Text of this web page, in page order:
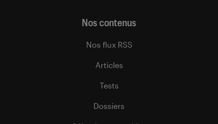
Nos contenus
Nos flux RSS
Articles
Tests
Dossiers